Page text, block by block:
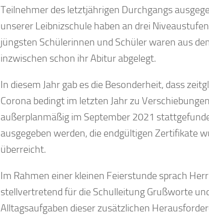
Teilnehmer des letztjährigen Durchgangs
unserer Leibnizschule haben an drei
jüngsten Schülerinnen und Schüler waren aus
inzwischen schon ihr Abitur abgelegt.
In diesem Jahr gab es die Besonderheit, dass
Corona bedingt im letzten Jahr zu
außerplanmäßig im September 2021
ausgegeben werden, die endgültigen Zertifikate
überreicht.
Im Rahmen einer kleinen Feierstunde sprach
stellvertretend für die Schulleitung Grußworte
Alltagsaufgaben dieser zusätzlichen